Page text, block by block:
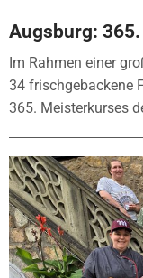
Augsburg:
Im Rahmen einer
34 frischgebackene
365. Meisterkurses